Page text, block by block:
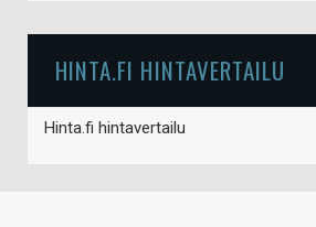
HINTA.FI HINTAVERTAILU
Hinta.fi hintavertailu